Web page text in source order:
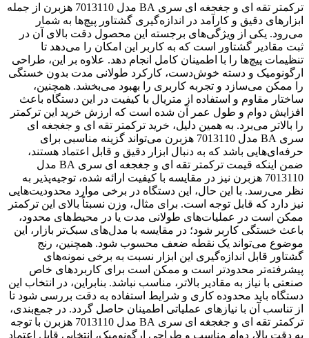
ترکمتر تقه ای و جغجغه ای سری BA مدل 7013110 هزبرن از جمله
ابزارهای دقیق و کارآمد در اندازه‌گیری گشتاور پیچ‌ها به شمار
می‌رود. یکی از ویژگی‌های برجسته این محصول دقت بالای آن در
ثبت مقادیر گشتاور است که به کاربر این امکان را می‌دهد تا
تنظیمات پیچ‌ها را با اطمینان کامل انجام دهد. علاوه بر این، طراحی
ارگونومیک و دسته خوش‌دست، کارکرد طولانی مدت بدون خستگی
را ممکن می‌سازد و تجربه کاربری را بهبود می‌بخشد. همچنین،
ساختار مقاوم و استفاده از متریال با کیفیت در این دستگاه باعث
افزایش دوام و طول عمر آن شده است که ارزش خرید این ترکمتر
را بالاتر می‌برد. به همین دلیل، خرید ترکمتر تقه ای و جغجغه ای
سری BA مدل 7013110 هزبرن می‌تواند گزینه مناسبی برای
حرفه‌ای‌هایی باشد که به دنبال ابزار دقیق و قابل اعتماد هستند،
ضمن اینکه قیمت ترکمتر تقه ای و جغجغه ای سری BA مدل
7013110 هزبرن نیز در مقایسه با کیفیت ارائه شده، توجیه‌پذیر به
نظر می‌رسد. با این حال، این دستگاه در برخی موارد محدودیت‌هایی
نیز دارد که قابل توجه است. برای مثال، وزن نسبتاً بالای این ترکمتر
ممکن است در عملیات‌های طولانی مدت یا در محیط‌های محدود،
باعث خستگی کاربر شود؛ در مقایسه با مدل‌های سبک‌تر بازار، این
موضوع می‌تواند یک نقطه ضعف محسوب شود. همچنین، رنج
گشتاور قابل اندازه‌گیری این ابزار نسبت به برخی نمونه‌های
پیشرفته‌تر محدودتر است و ممکن است برای کاربردهای خاص
صنعتی با نیاز به مقادیر بالاتر، مناسب نباشد. بنابراین، در انتخاب این
دستگاه باید محدوده کاری و شرایط استفاده به دقت بررسی شود تا
از تناسب آن با نیازهای عملیاتی اطمینان حاصل گردد. در جمع‌بندی،
ترکمتر تقه ای و جغجغه ای سری BA مدل 7013110 هزبرن با توجه
به دقت بالا، دوام مناسب و طراحی ارگونومیک، انتخابی قابل اعتماد